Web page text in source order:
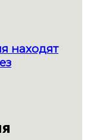
находят